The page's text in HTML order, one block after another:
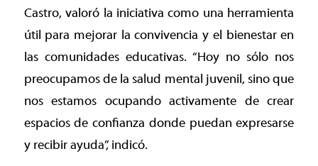
Castro, valoró la iniciativa como una herramienta
útil para mejorar la convivencia y el bienestar en
las comunidades educativas. “Hoy no sólo nos
preocupamos de la salud mental juvenil, sino que
nos estamos ocupando activamente de crear
espacios de confianza donde puedan expresarse
y recibir ayuda”, indicó.